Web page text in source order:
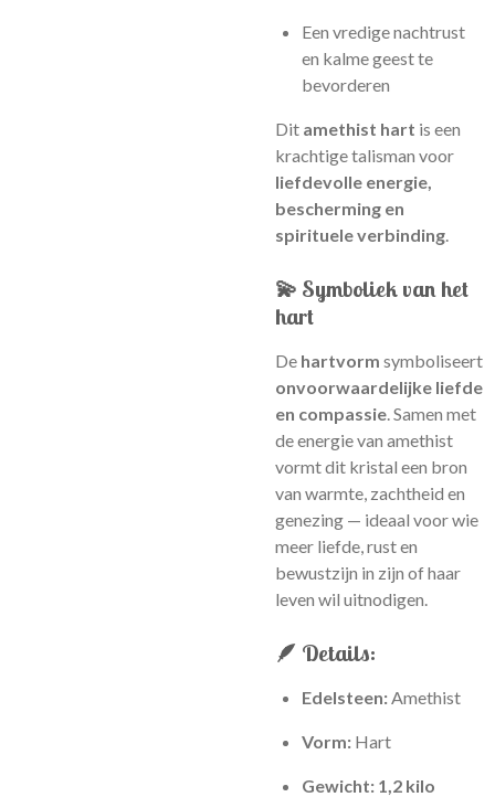
Een vredige nachtrust
en kalme geest te
bevorderen
Dit amethist hart is een
krachtige talisman voor
liefdevolle energie,
bescherming en
spirituele verbinding.
💫 Symboliek van het
hart
De hartvorm symboliseert
onvoorwaardelijke liefde
en compassie. Samen met
de energie van amethist
vormt dit kristal een bron
van warmte, zachtheid en
genezing — ideaal voor wie
meer liefde, rust en
bewustzijn in zijn of haar
leven wil uitnodigen.
🪶 Details:
Edelsteen:Amethist
Vorm: Hart
Gewicht: 1,2 kilo